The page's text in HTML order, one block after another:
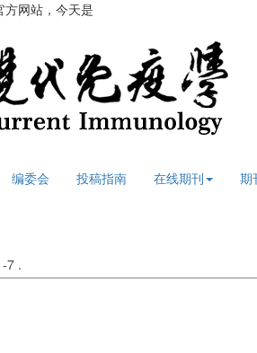
网站，今天是
编委会 投稿指南 在线期刊 期
7 .